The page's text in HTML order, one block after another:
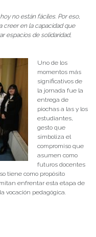
no están fáciles. Por eso,
creer en la capacidad que
espacios de solidaridad,
Uno de los
momentos más
significativos de
la jornada fue la
entrega de
piochas a las y los
estudiantes,
gesto que
simboliza el
compromiso que
asumen como
futuros docentes
tiene como propósito
enfrentar esta etapa de
vocación pedagógica.